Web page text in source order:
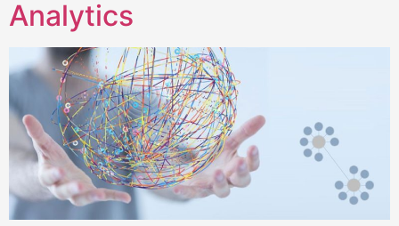
Analytics